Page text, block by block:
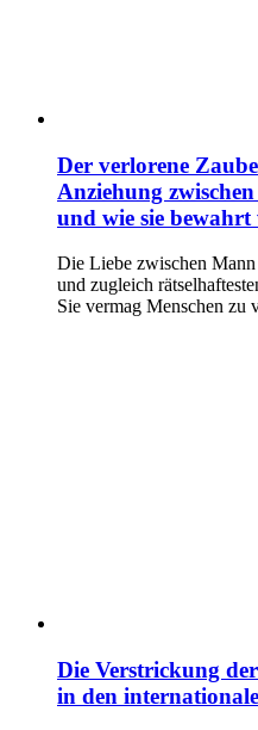
Der verlorene
Anziehung
und wie sie
Die Liebe zwischen
und zugleich
Sie vermag Menschen zu
Die Verstrickung
in den